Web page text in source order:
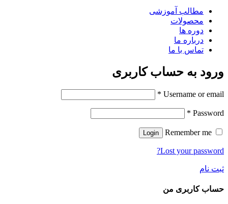
مطالب آموزشی
محصولات
دوره ها
درباره ما
تماس با ما
ورود به حساب کاربری
Username or email
*
Password
*
Remember me
Login
Lost your password?
ثبت نام
حساب کاربری من